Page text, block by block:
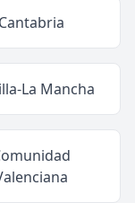
Cantabria
La Mancha